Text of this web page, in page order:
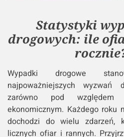
Statystyki
drogowych: ile
Wypadki drogowe
najpoważniejszych wyzwań
zarówno pod
ekonomicznym. Każdego roku
dochodzi do wielu zdarzeń,
licznych ofiar i rannych.